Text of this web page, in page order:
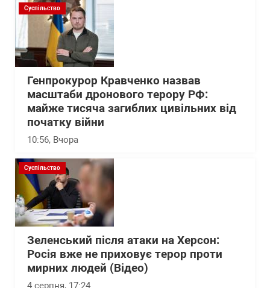
Суспільство
Генпрокурор Кравченко назвав
масштаби дронового терору РФ:
майже тисяча загиблих цивільних від
початку війни
10:56, Вчора
Суспільство
Зеленський після атаки на Херсон:
Росія вже не приховує терор проти
мирних людей (Відео)
4 серпня, 17:24